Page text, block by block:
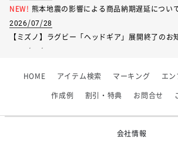
NEW! 熊本地震の影響による商品納期遅延につい
2026/07/28
【ミズノ】ラグビー「ヘッドギア」展開終了のお
2026/06/09
【アシックス】一部商品「生地の在庫限り」廃盤
HOME アイテム検索 マーキング エン
作成例 割引・特典 お問合せ
会社情報